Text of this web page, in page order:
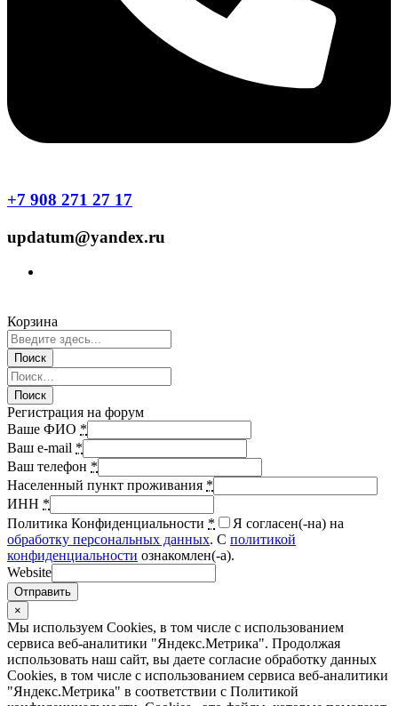
+7 908 271 27 17
updatum@yandex.ru
Корзина
Регистрация на форум
Ваше ФИО *
Ваш e-mail *
Ваш телефон *
Населенный пункт проживания *
ИНН *
Политика Конфиденциальности *
Я согласен(-на) на
обработку персональных данных. С политикой
конфиденциальности ознакомлен(-а).
Website
Отправить
×
Мы используем Cookies, в том числе с использованием
сервиса веб-аналитики "Яндекс.Метрика". Продолжая
использовать наш сайт, вы даете согласие обработку данных
Cookies, в том числе с использованием сервиса веб-аналитики
"Яндекс.Метрика" в соответствии с Политикой